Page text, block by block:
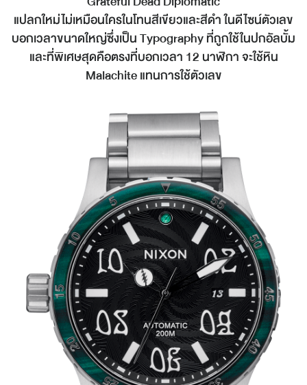
แปลกใหม่ไม่เหมือนใครในโทนสีเขียวและสีดำ ในดีไซน์ตัวเลข
บอกเวลาขนาดใหญ่ซึ่งเป็น Typography ที่ถูกใช้ในปกอัลบั้ม
และที่พิเศษสุดคือตรงที่บอกเวลา 12 นาฬิกา จะใช้หิน
Malachite แทนการใช้ตัวเลข